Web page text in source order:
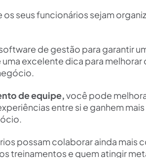
os seus funcionários sejam
de gestão para garantir
excelente dica para
de equipe,você pode
entre si e ganhem
possam colaborar ainda
treinamentos e quem atingir